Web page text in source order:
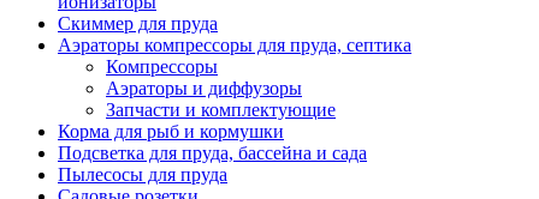
Скиммер для пруда
Аэраторы компрессоры для пруда, септика
Компрессоры
Аэраторы и диффузоры
Запчасти и комплектующие
Корма для рыб и кормушки
Подсветка для пруда, бассейна и сада
Пылесосы для пруда